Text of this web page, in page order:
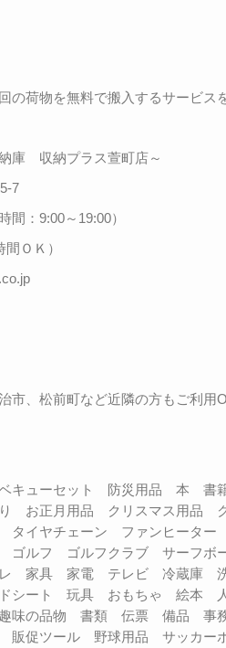
の荷物を無料で搬入するサービス
庫 収納プラス萱町店～
7
間：9:00～19:00）
ＯＫ）
市、松前町など近隣の方もご利用
ベキューセット 防災用品 本
お正月用品 クリスマス用品
タイヤチェーン ファンヒータ
ルフ ゴルフクラブ サーフ
レ 家具 家電 テレビ 冷蔵庫
ドシート 玩具 おもちゃ 絵本
趣味の品物 書類 伝票 備品
促ツール 野球用品 サッカー